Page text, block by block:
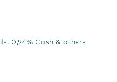
0,94% Cash & others